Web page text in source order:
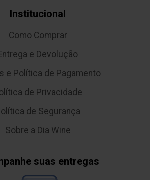
Institucional
Como Comprar
Entrega e Devolução
e Política de Pagamento
de Privacidade
de Segurança
Sobre a Dia Wine
suas entregas